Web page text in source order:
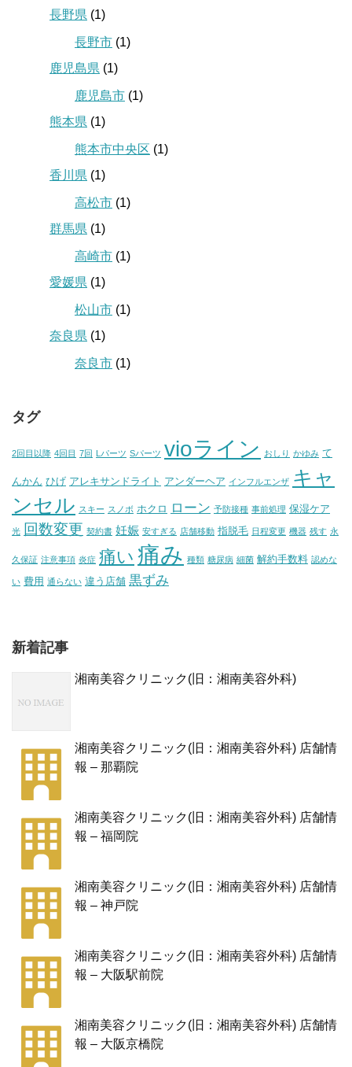
長野県 (1)
長野市 (1)
鹿児島県 (1)
鹿児島市 (1)
熊本県 (1)
熊本市中央区 (1)
香川県 (1)
高松市 (1)
群馬県 (1)
高崎市 (1)
愛媛県 (1)
松山市 (1)
奈良県 (1)
奈良市 (1)
タグ
2回目以降 4回目 7回 Lパーツ Sパーツ vioライン おしり かゆみ て
んかん ひげ アレキサンドライト アンダーヘア インフルエンザ キャ
ンセル スキー スノボ ホクロ ローン 予防接種 事前処理 保湿ケア
光 回数変更 契約書 妊娠 安すぎる 店舗移動 指脱毛 日程変更 機器 残す 永
久保証 注意事項 炎症 痛い 痛み 種類 糖尿病 細菌 解約手数料 認めな
い 費用 通らない 違う店舗 黒ずみ
新着記事
湘南美容クリニック(旧：湘南美容外科)
湘南美容クリニック(旧：湘南美容外科) 店舗情
報 – 那覇院
湘南美容クリニック(旧：湘南美容外科) 店舗情
報 – 福岡院
湘南美容クリニック(旧：湘南美容外科) 店舗情
報 – 神戸院
湘南美容クリニック(旧：湘南美容外科) 店舗情
報 – 大阪駅前院
湘南美容クリニック(旧：湘南美容外科) 店舗情
報 – 大阪京橋院